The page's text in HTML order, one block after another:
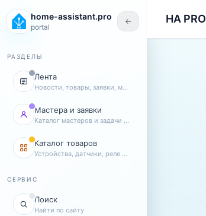
Перейти к содержанию
home-assistant.pro
portal
←
РАЗДЕЛЫ
Лента
Новости, товары, заявки, мастера
Мастера и заявки
Каталог мастеров и задачи клиентов
Каталог товаров
Устройства, датчики, реле и комплекты
СЕРВИС
Поиск
Найти по сайту
HA PRO